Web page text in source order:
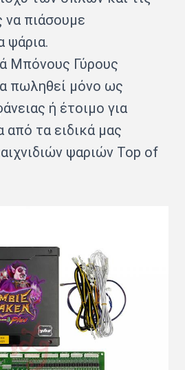
να πιάσουμε
ψάρια.
Μπόνους Γύρους
πωληθεί μόνο ως
ή έτοιμο για
από τα ειδικά μας
ψαριών Top of